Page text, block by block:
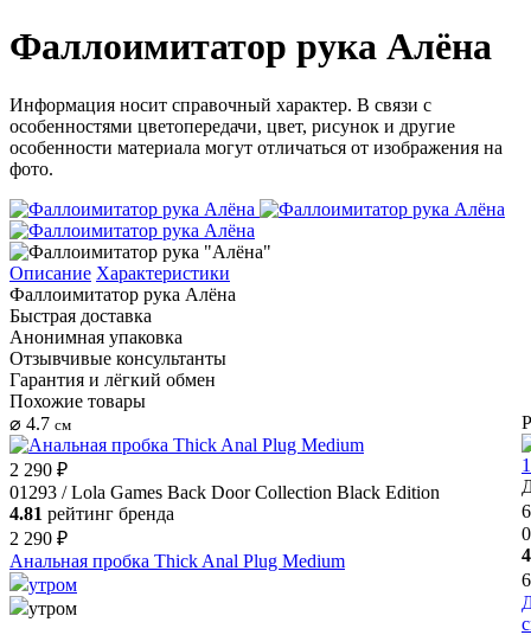
Фаллоимитатор рука Алёна
Информация носит справочный характер. В связи с
особенностями цветопередачи, цвет, рисунок и другие
особенности материала могут отличаться от изображения на
фото.
Описание Характеристики
Фаллоимитатор рука Алёна
Быстрая доставка
Анонимная упаковка
Отзывчивые консультанты
Гарантия и лёгкий обмен
Похожие товары
⌀ 4.7 см
2 290 ₽
01293 / Lola Games Back Door Collection Black Edition
4.81 рейтинг бренда
2 290 ₽
Анальная пробка Thick Anal Plug Medium
утром
утром